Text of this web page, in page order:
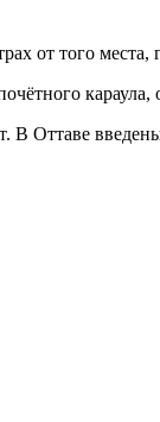
от того
В Оттаве